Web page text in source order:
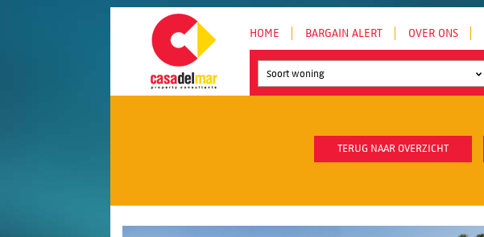
HOME BARGAIN ALERT OVER ONS
Soort woning
TERUG NAAR OVERZICHT